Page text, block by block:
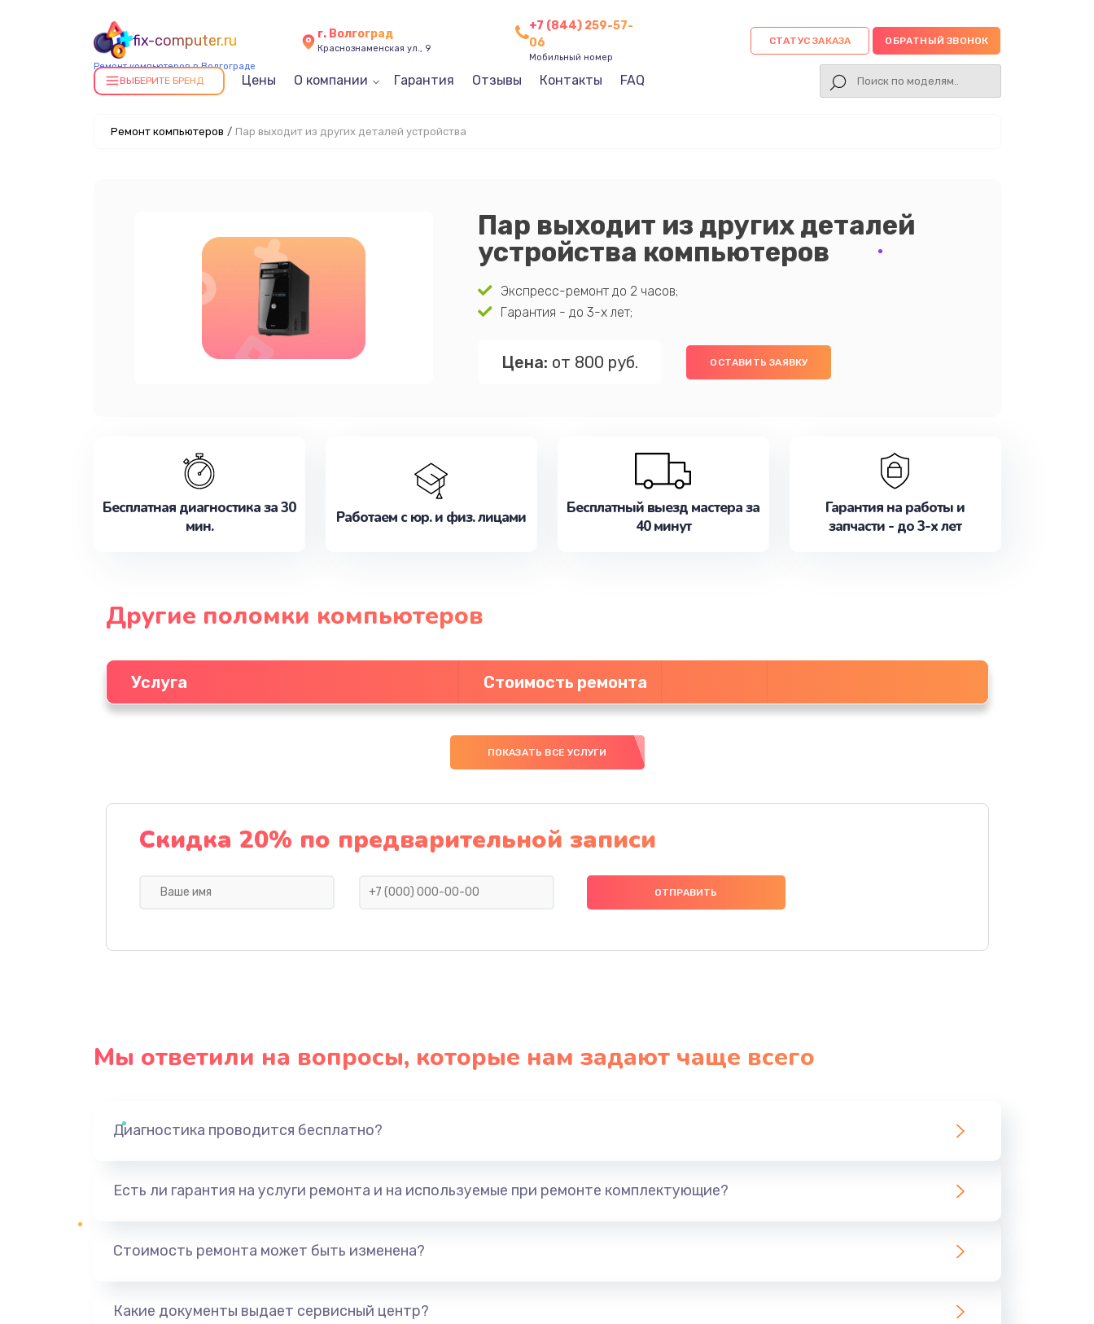
fix-computer.ru
Ремонт компьютеров в Волгограде
г. Волгоград
Краснознаменская ул., 9
+7 (844) 259-57-
06
Мобильный номер
СТАТУС ЗАКАЗА ОБРАТНЫЙ ЗВОНОК
ВЫБЕРИТЕ БРЕНД Цены О компании Гарантия Отзывы Контакты FAQ
Ремонт компьютеров / Пар выходит из других деталей устройства
Пар выходит из других деталей
устройства компьютеров
Экспресс-ремонт до 2 часов;
Гарантия - до 3-х лет;
Цена: от 800 руб. ОСТАВИТЬ ЗАЯВКУ
Бесплатная диагностика за 30
мин.
Работаем с юр. и физ. лицами
Бесплатный выезд мастера за
40 минут
Гарантия на работы и
запчасти - до 3-х лет
Другие поломки компьютеров
Услуга Стоимость ремонта
ПОКАЗАТЬ ВСЕ УСЛУГИ
Скидка 20% по предварительной записи
Мы ответили на вопросы, которые нам задают чаще всего
Диагностика проводится бесплатно?
Есть ли гарантия на услуги ремонта и на используемые при ремонте комплектующие?
Стоимость ремонта может быть изменена?
Какие документы выдает сервисный центр?